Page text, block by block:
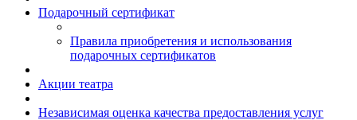
Подарочный сертификат
Правила приобретения и использования
подарочных сертификатов
Акции театра
Независимая оценка качества предоставления услуг